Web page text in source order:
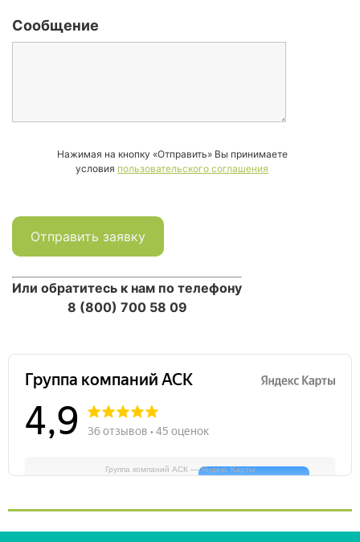
Сообщение
Нажимая на кнопку «Отправить» Вы принимаете
условия пользовательского соглашения
Или обратитесь к нам по телефону
8 (800) 700 58 09
Группа компаний АСК — Яндекс Карты